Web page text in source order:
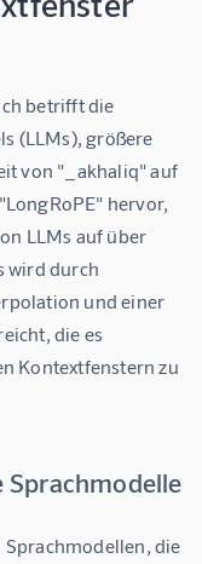
betrifft die
(LLMs), größere
von "_akhaliq" auf
hervor,
LLMs auf über
wird durch
und einer
die es
Kontextfenstern zu
Sprachmodelle
die